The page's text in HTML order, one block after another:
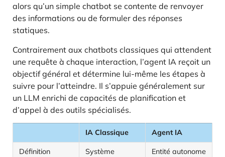
alors qu’un simple chatbot se contente de renvoyer
des informations ou de formuler des réponses
statiques.
Contrairement aux chatbots classiques qui attendent
une requête à chaque interaction, l’agent IA reçoit un
objectif général et détermine lui-même les étapes à
suivre pour l’atteindre. Il s’appuie généralement sur
un LLM enrichi de capacités de planification et
d’appel à des outils spécialisés.
IA Classique Agent IA
Définition
Système
Entité autonome